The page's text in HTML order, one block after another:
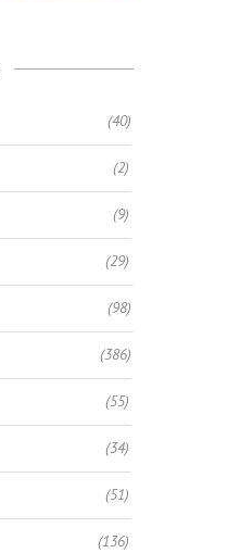
(40)
(2)
(9)
(29)
(98)
(386)
(55)
(34)
(51)
(136)